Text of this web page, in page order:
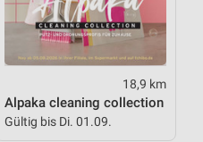
18,9 km
Alpaka cleaning collection
Gültig bis Di. 01.09.